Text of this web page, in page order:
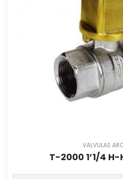
VALVULAS
T-2000 1’1/4 H-